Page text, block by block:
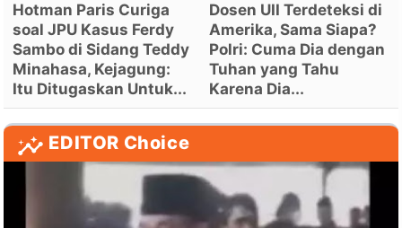
Hotman Paris Curiga
soal JPU Kasus Ferdy
Sambo di Sidang Teddy
Minahasa, Kejagung:
Itu Ditugaskan Untuk...
Dosen UII Terdeteksi di
Amerika, Sama Siapa?
Polri: Cuma Dia dengan
Tuhan yang Tahu
Karena Dia...
EDITOR Choice